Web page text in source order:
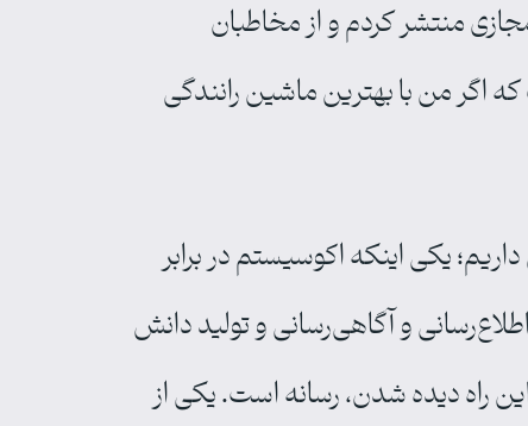
منتشر کردم و از مخاطبان
که اگر من با بهترین ماشین رانندگی
می‌گوید: «اکنون دو راه حل داریم؛ یکی اینکه اکوسیستم در برابر
و آگاهی‌رسانی و تولید دانش
راه دیده شدن، رسانه است. یکی از